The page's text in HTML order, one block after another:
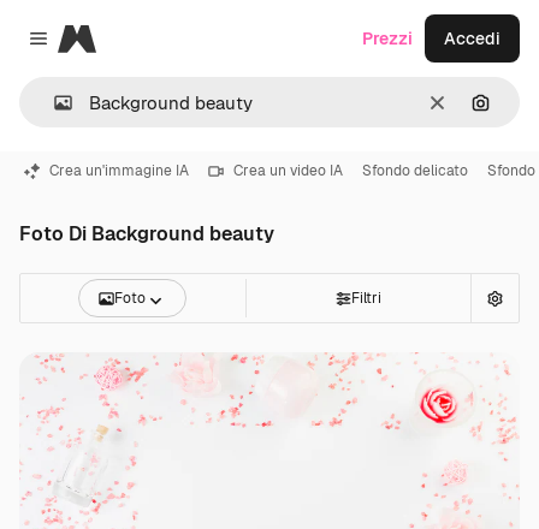
Close menu
Magnific
CancellaCerca
Prezzi Accedi
Crea un'immagine IA Crea un video IA Sfondo delicato
Foto Di Background beauty
Foto Filtri